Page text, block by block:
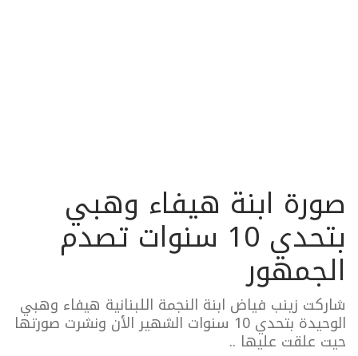
صورة ابنة هيفاء وهبي
بتحدي 10 سنوات تصدم
الجمهور
شاركت زينب فياض ابنة النجمة اللبنانية هيفاء وهبي
الوحيدة بتحدي 10 سنوات الشهير الأن ونشرت صورتها
حيت علقت عليها ..